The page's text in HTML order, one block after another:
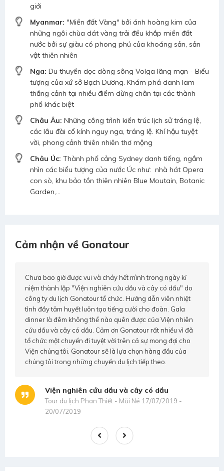
giới
Myanmar: "Miền đất Vàng" bởi ánh hoàng kim của
những ngôi chùa dát vàng trải đều khắp miền đất
nước bởi sự giàu có phong phú của khoáng sản, sản
vật thiên nhiên
Nga: Du thuyền dọc dòng sông Volga lãng mạn - Biểu
tượng của xứ sở Bạch Dương. Khám phá danh lam
thắng cảnh tại nhiều điểm dừng chân tại các thành
phố khác biệt
Châu Âu: Những công trình kiến trúc lịch sử tráng lệ,
các lâu đài cổ kính nguy nga, tráng lệ. Khí hậu tuyệt
vời, phong cảnh thiên nhiên thơ mộng
Châu Úc: Thành phố cảng Sydney danh tiếng, ngắm
nhìn các biểu tượng của nước Úc như: nhà hát Opera
con sò, khu bảo tồn thiên nhiên Blue Moutain, Botanic
Garden,...
Cảm nhận về Gonatour
Chưa bao giờ được vui và cháy hết mình trong ngày kỉ
niệm thành lập "Viện nghiên cứu dầu và cây có dầu" do
công ty du lịch Gonatour tổ chức. Hướng dẫn viên nhiệt
tình đầy tâm huyết luôn tạo tiếng cười cho đoàn. Gala
dinner là đêm không thể nào quên được của Viện nhiên
cứu dầu và cây có dầu. Cảm ơn Gonatour rất nhiều vì đã
tổ chức một chuyến đi tuyệt vời trên cả sự mong đợi cho
Viện chúng tôi. Gonatour sẽ là lựa chọn hàng đầu của
chúng tôi trong những chuyến du lịch tiếp theo.
Viện nghiên cứu dầu và cây có dầu
Tour du lịch Phan Thiết - Mũi Né 17/07/2019 -
20/07/2019